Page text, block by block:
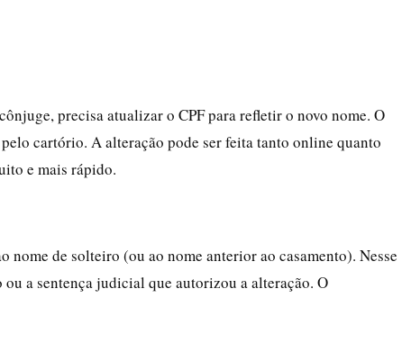
precisa atualizar o CPF para refletir o novo nome. O
cartório. A alteração pode ser feita tanto online quanto
e mais rápido.
de solteiro (ou ao nome anterior ao casamento). Nesse
a sentença judicial que autorizou a alteração. O